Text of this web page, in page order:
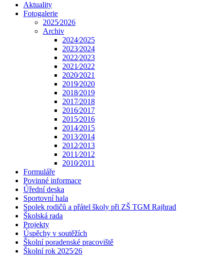
Aktuality
Fotogalerie
2025⁄2026
Archiv
2024⁄2025
2023⁄2024
2022⁄2023
2021⁄2022
2020⁄2021
2019⁄2020
2018⁄2019
2017⁄2018
2016⁄2017
2015⁄2016
2014⁄2015
2013⁄2014
2012⁄2013
2011⁄2012
2010⁄2011
Formuláře
Povinné informace
Úřední deska
Sportovní hala
Spolek rodičů a přátel školy při ZŠ TGM Rajhrad
Školská rada
Projekty
Úspěchy v soutěžích
Školní poradenské pracoviště
Školní rok 2025⁄26